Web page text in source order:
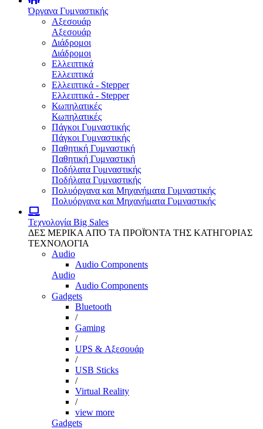
Όργανα Γυμναστικής
Αξεσουάρ
Αξεσουάρ
Διάδρομοι
Διάδρομοι
Ελλειπτικά
Ελλειπτικά
Ελλειπτικά - Stepper
Ελλειπτικά - Stepper
Κωπηλατικές
Κωπηλατικές
Πάγκοι Γυμναστικής
Πάγκοι Γυμναστικής
Παθητική Γυμναστική
Παθητική Γυμναστική
Ποδήλατα Γυμναστικής
Ποδήλατα Γυμναστικής
Πολυόργανα και Μηχανήματα Γυμναστικής
Πολυόργανα και Μηχανήματα Γυμναστικής
Τεχνολογία Big Sales
ΔΕΣ ΜΕΡΙΚΑ ΑΠΌ ΤΑ ΠΡΟΪΌΝΤΑ ΤΗΣ ΚΑΤΗΓΟΡΙΑΣ
ΤΕΧΝΟΛΟΓΙΑ
Audio
Audio Components
Audio
Audio Components
Gadgets
Bluetooth
/
Gaming
/
UPS & Αξεσουάρ
/
USB Sticks
/
Virtual Reality
/
view more
Gadgets